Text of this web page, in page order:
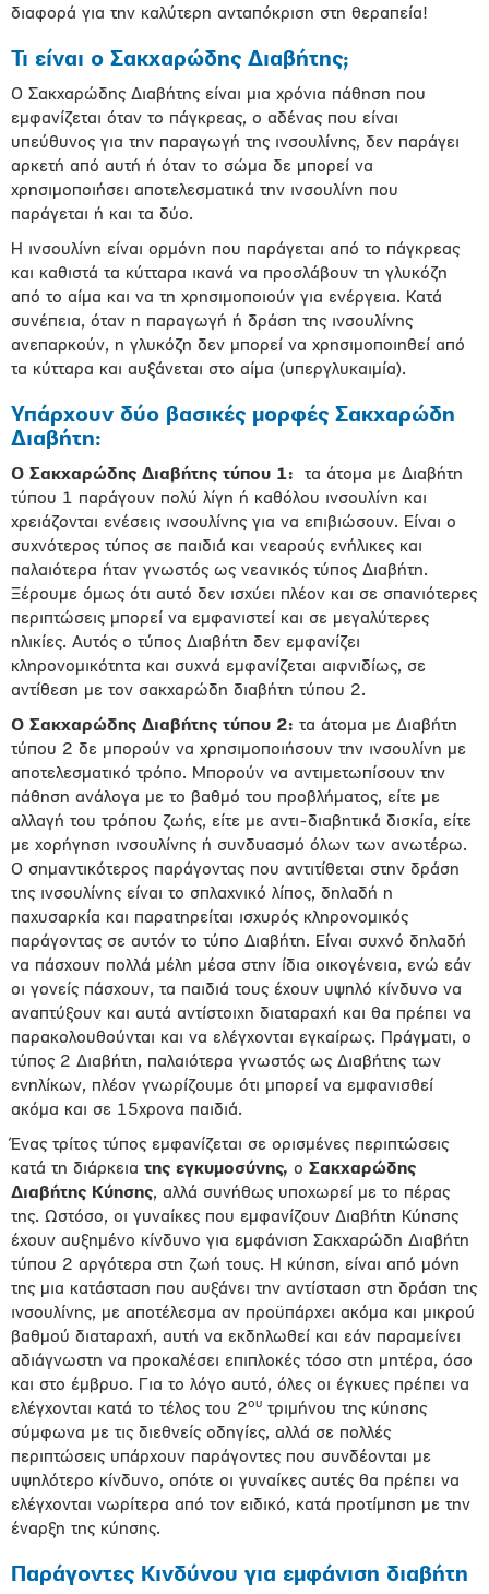
διαφορά για την καλύτερη ανταπόκριση στη θεραπεία!
Τι είναι ο Σακχαρώδης Διαβήτης;
Ο Σακχαρώδης Διαβήτης είναι μια χρόνια πάθηση που
εμφανίζεται όταν το πάγκρεας, ο αδένας που είναι
υπεύθυνος για την παραγωγή της ινσουλίνης, δεν παράγει
αρκετή από αυτή ή όταν το σώμα δε μπορεί να
χρησιμοποιήσει αποτελεσματικά την ινσουλίνη που
παράγεται ή και τα δύο.
Η ινσουλίνη είναι ορμόνη που παράγεται από το πάγκρεας
και καθιστά τα κύτταρα ικανά να προσλάβουν τη γλυκόζη
από το αίμα και να τη χρησιμοποιούν για ενέργεια. Κατά
συνέπεια, όταν η παραγωγή ή δράση της ινσουλίνης
ανεπαρκούν, η γλυκόζη δεν μπορεί να χρησιμοποιηθεί από
τα κύτταρα και αυξάνεται στο αίμα (υπεργλυκαιμία).
Υπάρχουν δύο βασικές μορφές Σακχαρώδη
Διαβήτη:
Ο Σακχαρώδης Διαβήτης τύπου 1: τα άτομα με Διαβήτη
τύπου 1 παράγουν πολύ λίγη ή καθόλου ινσουλίνη και
χρειάζονται ενέσεις ινσουλίνης για να επιβιώσουν. Είναι ο
συχνότερος τύπος σε παιδιά και νεαρούς ενήλικες και
παλαιότερα ήταν γνωστός ως νεανικός τύπος Διαβήτη.
Ξέρουμε όμως ότι αυτό δεν ισχύει πλέον και σε σπανιότερες
περιπτώσεις μπορεί να εμφανιστεί και σε μεγαλύτερες
ηλικίες. Αυτός ο τύπος Διαβήτη δεν εμφανίζει
κληρονομικότητα και συχνά εμφανίζεται αιφνιδίως, σε
αντίθεση με τον σακχαρώδη διαβήτη τύπου 2.
Ο Σακχαρώδης Διαβήτης τύπου 2: τα άτομα με Διαβήτη
τύπου 2 δε μπορούν να χρησιμοποιήσουν την ινσουλίνη με
αποτελεσματικό τρόπο. Μπορούν να αντιμετωπίσουν την
πάθηση ανάλογα με το βαθμό του προβλήματος, είτε με
αλλαγή του τρόπου ζωής, είτε με αντι-διαβητικά δισκία, είτε
με χορήγηση ινσουλίνης ή συνδυασμό όλων των ανωτέρω.
Ο σημαντικότερος παράγοντας που αντιτίθεται στην δράση
της ινσουλίνης είναι το σπλαχνικό λίπος, δηλαδή η
παχυσαρκία και παρατηρείται ισχυρός κληρονομικός
παράγοντας σε αυτόν το τύπο Διαβήτη. Είναι συχνό δηλαδή
να πάσχουν πολλά μέλη μέσα στην ίδια οικογένεια, ενώ εάν
οι γονείς πάσχουν, τα παιδιά τους έχουν υψηλό κίνδυνο να
αναπτύξουν και αυτά αντίστοιχη διαταραχή και θα πρέπει να
παρακολουθούνται και να ελέγχονται εγκαίρως. Πράγματι, ο
τύπος 2 Διαβήτη, παλαιότερα γνωστός ως Διαβήτης των
ενηλίκων, πλέον γνωρίζουμε ότι μπορεί να εμφανισθεί
ακόμα και σε 15χρονα παιδιά.
Ένας τρίτος τύπος εμφανίζεται σε ορισμένες περιπτώσεις
κατά τη διάρκεια της εγκυμοσύνης, ο Σακχαρώδης
Διαβήτης Κύησης, αλλά συνήθως υποχωρεί με το πέρας
της. Ωστόσο, οι γυναίκες που εμφανίζουν Διαβήτη Κύησης
έχουν αυξημένο κίνδυνο για εμφάνιση Σακχαρώδη Διαβήτη
τύπου 2 αργότερα στη ζωή τους. Η κύηση, είναι από μόνη
της μια κατάσταση που αυξάνει την αντίσταση στη δράση της
ινσουλίνης, με αποτέλεσμα αν προϋπάρχει ακόμα και μικρού
βαθμού διαταραχή, αυτή να εκδηλωθεί και εάν παραμείνει
αδιάγνωστη να προκαλέσει επιπλοκές τόσο στη μητέρα, όσο
και στο έμβρυο. Για το λόγο αυτό, όλες οι έγκυες πρέπει να
ελέγχονται κατά το τέλος του 2ου τριμήνου της κύησης
σύμφωνα με τις διεθνείς οδηγίες, αλλά σε πολλές
περιπτώσεις υπάρχουν παράγοντες που συνδέονται με
υψηλότερο κίνδυνο, οπότε οι γυναίκες αυτές θα πρέπει να
ελέγχονται νωρίτερα από τον ειδικό, κατά προτίμηση με την
έναρξη της κύησης.
Παράγοντες Κινδύνου για εμφάνιση διαβήτη